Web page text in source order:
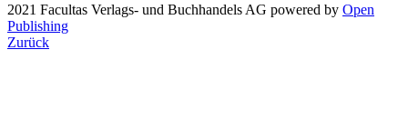
2021 Facultas Verlags- und Buchhandels AG powered by Open
Publishing
Zurück